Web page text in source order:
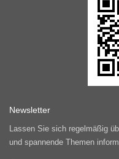
Newsletter
Lassen Sie sich regelmäßig
und spannende Themen